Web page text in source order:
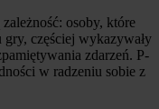
osoby, które
gry, częściej wykazywały
zdarzeń. P-
w radzeniu sobie z